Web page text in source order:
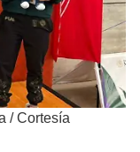
/ Cortesía